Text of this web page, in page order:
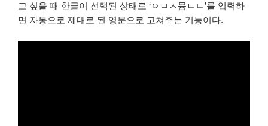
고 싶을 때 한글이 선택된 상태로 ‘ㅇㅁㅅ뮴ㄴㄷ’를 입력하
면 자동으로 제대로 된 영문으로 고쳐주는 기능이다.